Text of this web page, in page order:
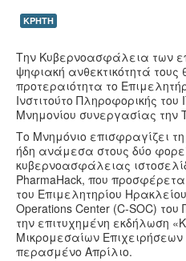
Κόσμος
Τεχνολογία
Υγεία
Πολιτισμός
Αθλητικά
Βίντεο
Συνταγές
ΚΡΗΤΗ
Την Κυβερνοασφάλεια των
ψηφιακή ανθεκτικότητά τους
προτεραιότητα το
Ινστιτούτο Πληροφορικής
Μνημονίου συνεργασίας την
Το Μνημόνιο επισφραγίζει
ήδη ανάμεσα στους δύο
κυβερνοασφάλειας
PharmaHack, που
του Επιμελητηρίου
Operations Center (C-SOC)
την επιτυχημένη εκδήλωση
Μικρομεσαίων Επιχειρήσεων
περασμένο Απρίλιο.